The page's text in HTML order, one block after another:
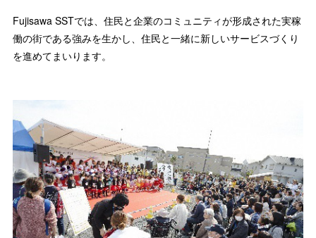
Fujisawa SSTでは、住民と企業のコミュニティが形成された実稼
働の街である強みを生かし、住民と一緒に新しいサービスづくり
を進めてまいります。